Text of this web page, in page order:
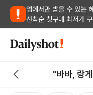
앱에서만 받을 수 있는
선착순 첫구매 최저가
"바바, 랑